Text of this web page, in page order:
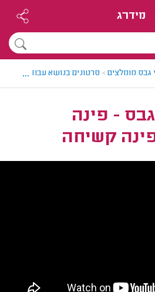
מידרג
גבס מומלצים> סרטונים בנושא עבודות גבס
...
- פינה
קשיחה